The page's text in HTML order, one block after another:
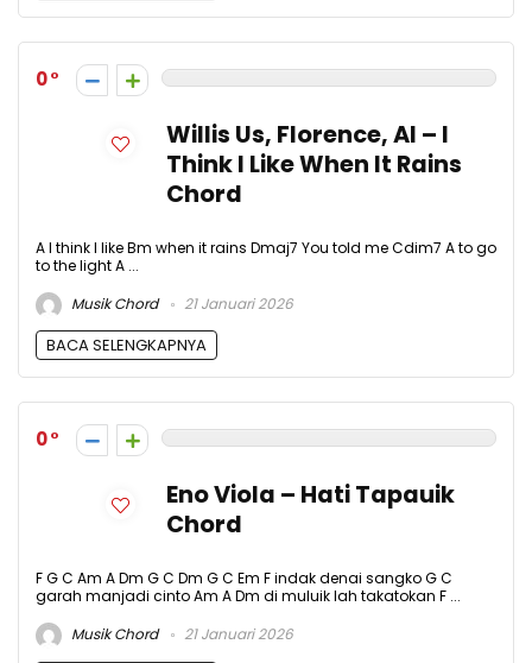
0
Willis Us, Florence, Al – I
Think I Like When It Rains
Chord
A I think I like Bm when it rains Dmaj7 You told me Cdim7 A to go
to the light A ...
Musik Chord
21 Januari 2026
BACA SELENGKAPNYA
0
Eno Viola – Hati Tapauik
Chord
F G C Am A Dm G C Dm G C Em F indak denai sangko G C
garah manjadi cinto Am A Dm di muluik lah takatokan F ...
Musik Chord
21 Januari 2026